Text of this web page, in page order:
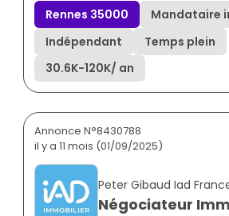
Rennes 35000
Mandataire
Indépendant
Temps plein
30.6K-120K/ an
Annonce N°8430788
il y a 11 mois (01/09/2025)
Peter Gibaud Iad
Négociateur